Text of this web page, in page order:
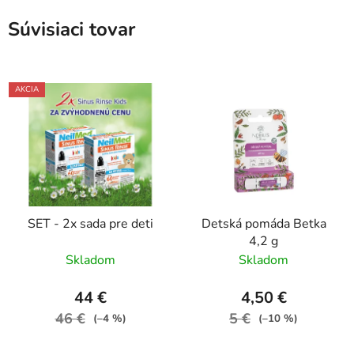
Súvisiaci tovar
AKCIA
SET - 2x sada pre deti
Skladom
44 €
46 € (–4 %)
Detská pomáda Betka
4,2 g
Skladom
4,50 €
5 € (–10 %)